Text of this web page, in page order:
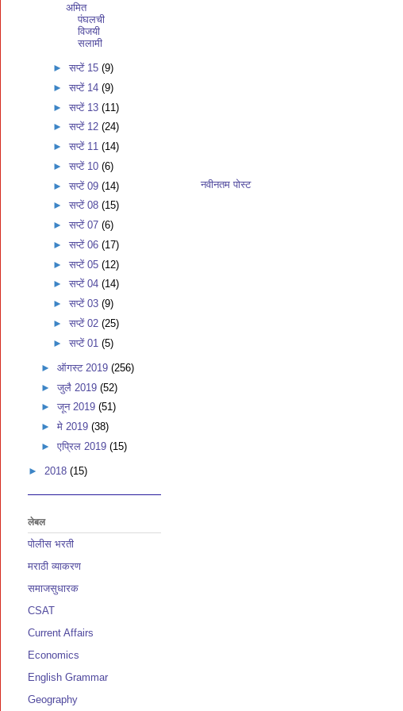
नवीनतम पोस्ट
अमित
पंघलची
विजयी
सलामी
►सप्टें 15(9)
►सप्टें 14(9)
►सप्टें 13(11)
►सप्टें 12(24)
►सप्टें 11(14)
►सप्टें 10(6)
►सप्टें 09(14)
►सप्टें 08(15)
►सप्टें 07(6)
►सप्टें 06(17)
►सप्टें 05(12)
►सप्टें 04(14)
►सप्टें 03(9)
►सप्टें 02(25)
►सप्टें 01(5)
► ऑगस्ट 2019 (256)
► जुलै 2019 (52)
► जून 2019 (51)
► मे 2019 (38)
► एप्रिल 2019 (15)
► 2018 (15)
लेबल
पोलीस भरती
मराठी व्याकरण
समाजसुधारक
CSAT
Current Affairs
Economics
English Grammar
Geography